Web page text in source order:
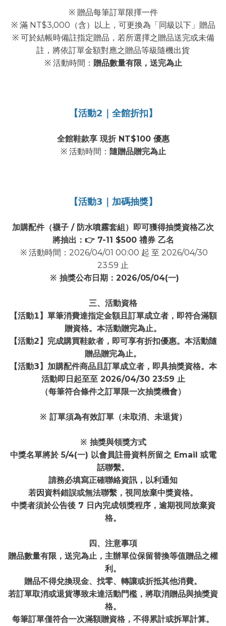
※ 贈品每筆訂單限擇一件
※ 滿 NT$3,000（含）以上，可更換為「同級以下」贈品
※ 可於結帳時備註指定贈品，若所選擇之贈品送完或未備
註，將依訂單金額對應之贈品等級隨機出貨
※ 活動時間： 贈品數量有限，送完為止
【活動𝟮｜全館折扣】
全館鞋款享 現折 NT$100 優惠
※ 活動時間： 隨贈品贈完為止
【活動𝟯｜加碼抽獎】
加購配件（襪子 / 防水噴霧套組）即可獲得抽獎資格乙次
將抽出：👉 7-11 $500 禮券 乙名
※ 活動時間：2026/04/01 00:00 起 至 2026/04/30
23:59 止
※ 抽獎公布日期：2026/05/04(一)
三、活動資格
【活動𝟭】單筆消費達指定金額且訂單成立者，即符合滿額
贈資格。本活動贈完為止。
【活動𝟮】完成購買鞋款者，即可享有折扣優惠。本活動隨
贈品贈完為止。
【活動𝟯】加購配件商品且訂單成立者，即具抽獎資格。本
活動即日起至至 2026/04/30 23:59 止
（每筆符合條件之訂單限一次抽獎機會）
※ 訂單須為有效訂單（未取消、未退貨）
※ 抽獎與領獎方式
中獎名單將於 5/4(一) 以會員註冊資料所留之 Email 或電
話聯繫。
請務必填寫正確聯絡資訊，以利通知
若因資料錯誤或無法聯繫，視同放棄中獎資格。
中獎者須於公告後 7 日內完成領獎程序，逾期視同放棄資
格。
四、注意事項
贈品數量有限，送完為止，主辦單位保留替換等值贈品之權
利。
贈品不得兌換現金、找零、轉讓或折抵其他消費。
若訂單取消或退貨導致未達活動門檻，將取消贈品與抽獎資
格。
每筆訂單僅符合一次滿額贈資格，不得累計或拆單計算。